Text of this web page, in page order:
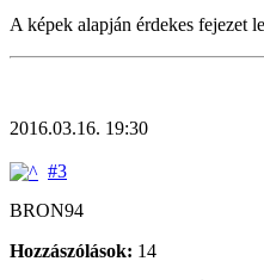
A képek alapján érdekes fejezet
2016.03.16. 19:30
#3
BRON94
Hozzászólások: 14